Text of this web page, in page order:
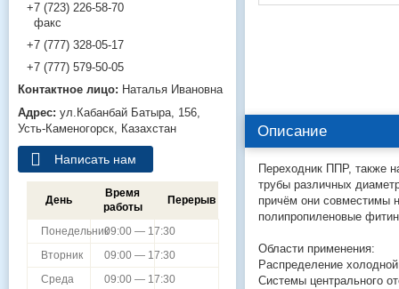
Описание
Переходник ППР, также
трубы различных
причём они совместимы
полипропиленовые
Области применения:
Распределение
Системы центрального
+7 (723) 226-58-70
факс
+7 (777) 328-05-17
+7 (777) 579-50-05
Наталья Ивановна
ул.Кабанбай Батыра, 156,
Усть-Каменогорск, Казахстан
Написать нам
День
Время
работы
Перерыв
Понедельник09:00 — 17:30
Вторник
09:00 — 17:30
Среда
09:00 — 17:30